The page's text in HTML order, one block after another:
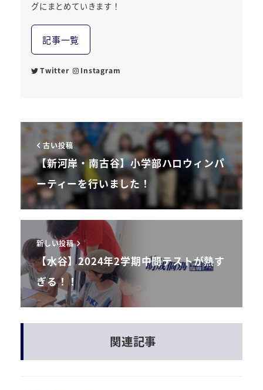
グにまとめていきます！
記事一覧
Twitter Instagram
古い投稿
【新河岸・南古谷】小学部ハロウィンパ
ーティーを行いました！
新しい投稿
【水谷】2024年2学期中間テストが熱す
ぎる！！
関連記事